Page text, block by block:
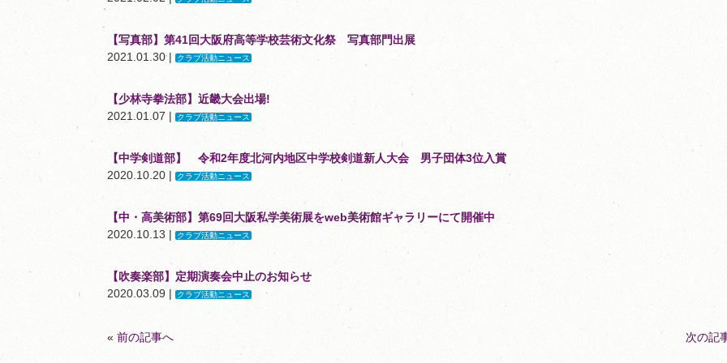
【写真部】第41回大阪府高等学校芸術文化祭 写真部門出展
2021.01.30 |
クラブ活動ニュース
【少林寺拳法部】近畿大会出場!
2021.01.07 |
クラブ活動ニュース
【中学剣道部】 令和2年度北河内地区中学校剣道新人大会 男子団体3位入賞
2020.10.20 |
クラブ活動ニュース
【中・高美術部】第69回大阪私学美術展をweb美術館ギャラリーにて開催中
2020.10.13 |
クラブ活動ニュース
【吹奏楽部】定期演奏会中止のお知らせ
2020.03.09 |
クラブ活動ニュース
« 前の記事へ 次の記